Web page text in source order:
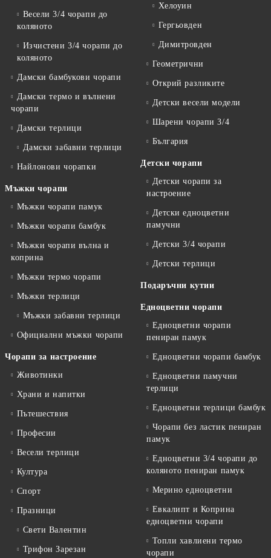
Весели 3/4 чорапи до
коляното
Изчистени 3/4 чорапи до
коляното
Дамски бамбукови чорапи
Дамски термо и вълнени
чорапи
Дамски терлици
Дамски забавни терлици
Найлонови чорапки
Мъжки чорапи
Мъжки чорапи памук
Мъжки чорапи бамбук
Мъжки чорапи вълна и
коприна
Мъжки термо чорапи
Мъжки терлици
Мъжки забавни терлици
Официални мъжки чорапи
Чорапи за настроение
Животинки
Храни и напитки
Пътешествия
Професии
Весели терлици
Култура
Спорт
Празници
Свети Валентин
Трифон Зарезан
Хелоуин
Гергьовден
Димитровден
Геометрични
Открий разликите
Детски весели модели
Шарени чорапи 3/4
България
Детски чорапи
Детски чорапи за
настроение
Детски едноцветни
памучни
Детски 3/4 чорапи
Детски терлици
Подаръчни кутии
Едноцветни чорапи
Едноцветни чорапи
пениран памук
Едноцветни чорапи бамбук
Едноцветни памучни
терлици
Едноцветни терлици бамбук
Чорапи без ластик пениран
памук
Едноцветни 3/4 чорапи до
коляното пениран памук
Мерино едноцветни
Евкалипт и Коприна
едноцветни чорапи
Топли хавлиени термо
чорапи